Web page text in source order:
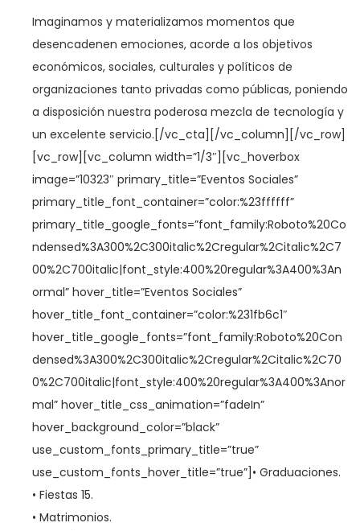
Imaginamos y materializamos momentos que
desencadenen emociones, acorde a los objetivos
económicos, sociales, culturales y políticos de
organizaciones tanto privadas como públicas, poniendo
a disposición nuestra poderosa mezcla de tecnología y
un excelente servicio. [/vc_cta][/vc_column][/vc_row]
[vc_row][vc_column width=”1/3″][vc_hoverbox
image=”10323″ primary_title=”Eventos Sociales”
primary_title_font_container=”color:%23ffffff”
primary_title_google_fonts=”font_family:Roboto%20Co
ndensed%3A300%2C300italic%2Cregular%2Citalic%2C7
00%2C700italic|font_style:400%20regular%3A400%3An
ormal” hover_title=”Eventos Sociales”
hover_title_font_container=”color:%231fb6c1″
hover_title_google_fonts=”font_family:Roboto%20Con
densed%3A300%2C300italic%2Cregular%2Citalic%2C70
0%2C700italic|font_style:400%20regular%3A400%3Anor
mal” hover_title_css_animation=”fadeIn”
hover_background_color=”black”
use_custom_fonts_primary_title=”true”
use_custom_fonts_hover_title=”true”]• Graduaciones.
• Fiestas 15.
• Matrimonios.